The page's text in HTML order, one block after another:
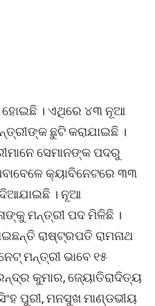
। ଏଥିରେ ୪୩ ନୂଆ
ଛୁଟି କରାଯାଇଛି ।
ସେମାନଙ୍କ ପଦରୁ
କ୍ୟାବିନେଟରେ ୩୩
। ନୂଆ
ମନ୍ତ୍ରୀ ପଦ ମିଳିଛି ।
ରାଷ୍ଟ୍ରପତି ରାମନାଥ
ମନ୍ତ୍ରୀ ଭାବେ ୧୫
କୁମାର, ଜ୍ୟୋତିରାଦିତ୍ୟ
ପୁରୀ, ମନସୁଖ ମାଣ୍ଡଭୀୟ